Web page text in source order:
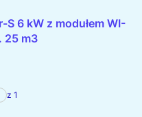
S 6 kW z modułem WI-
25 m3
z 1